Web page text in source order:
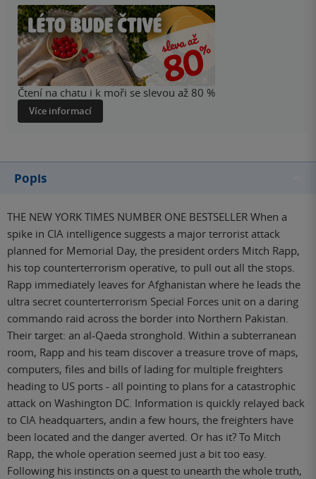
Čtení na chatu i k moři se slevou až 80 %
Více informací
Popis
THE NEW YORK TIMES NUMBER ONE BESTSELLER When a
spike in CIA intelligence suggests a major terrorist attack
planned for Memorial Day, the president orders Mitch Rapp,
his top counterterrorism operative, to pull out all the stops.
Rapp immediately leaves for Afghanistan where he leads the
ultra secret counterterrorism Special Forces unit on a daring
commando raid across the border into Northern Pakistan.
Their target: an al-Qaeda stronghold. Within a subterranean
room, Rapp and his team discover a treasure trove of maps,
computers, files and bills of lading for multiple freighters
heading to US ports - all pointing to plans for a catastrophic
attack on Washington DC. Information is quickly relayed back
to CIA headquarters, andin a few hours, the freighters have
been located and the danger averted. Or has it? To Mitch
Rapp, the whole operation seemed just a bit too easy.
Following his instincts on a quest to unearth the whole truth,